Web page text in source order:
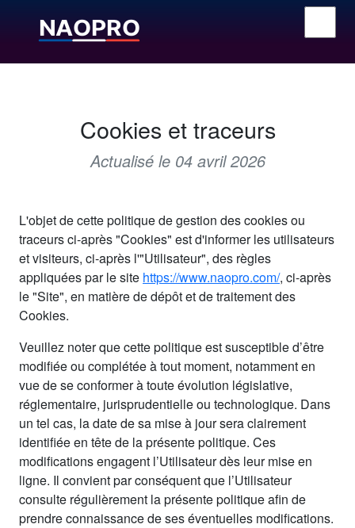
Cookies et traceurs
Actualisé le 04 avril 2026
L'objet de cette politique de gestion des cookies ou
traceurs ci-après "Cookies" est d'informer les utilisateurs
et visiteurs, ci-après l'"Utilisateur", des règles
appliquées par le site https://www.naopro.com/, ci-après
le "Site", en matière de dépôt et de traitement des
Cookies.
Veuillez noter que cette politique est susceptible d’être
modifiée ou complétée à tout moment, notamment en
vue de se conformer à toute évolution législative,
réglementaire, jurisprudentielle ou technologique. Dans
un tel cas, la date de sa mise à jour sera clairement
identifiée en tête de la présente politique. Ces
modifications engagent l’Utilisateur dès leur mise en
ligne. Il convient par conséquent que l’Utilisateur
consulte régulièrement la présente politique afin de
prendre connaissance de ses éventuelles modifications.